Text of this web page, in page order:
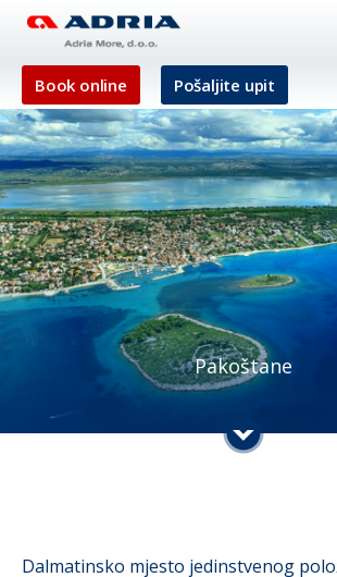
Book online Pošaljite upit
Pakoštane
Dalmatinsko mjesto jedinstvenog